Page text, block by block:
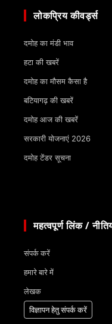
लोकप्रिय कीवर्ड्स
दमोह का मंडी भाव
हटा की खबरें
दमोह का मौसम कैसा है
बटियागढ़ की खबरें
दमोह आज की खबरें
सरकारी योजनाएं 2026
दमोह टेंडर सूचना
महत्वपूर्ण लिंक /
संपर्क करें
हमारे बारे में
लेखक
विज्ञापन हेतु संपर्क करें